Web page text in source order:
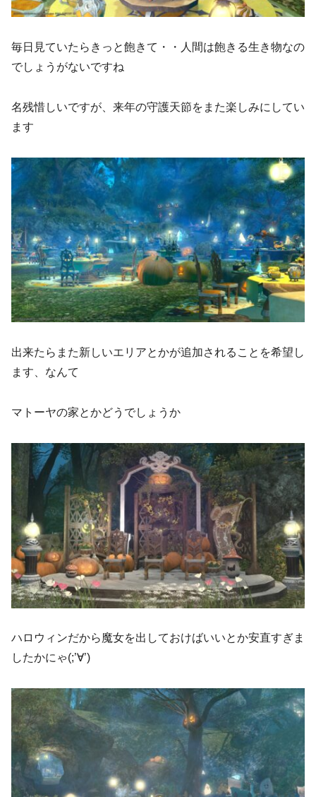
毎日見ていたらきっと飽きて・・人間は飽きる生き物なの
でしょうがないですね
名残惜しいですが、来年の守護天節をまた楽しみにしてい
ます
出来たらまた新しいエリアとかが追加されることを希望し
ます、なんて
マトーヤの家とかどうでしょうか
ハロウィンだから魔女を出しておけばいいとか安直すぎま
したかにゃ(;’∀’)